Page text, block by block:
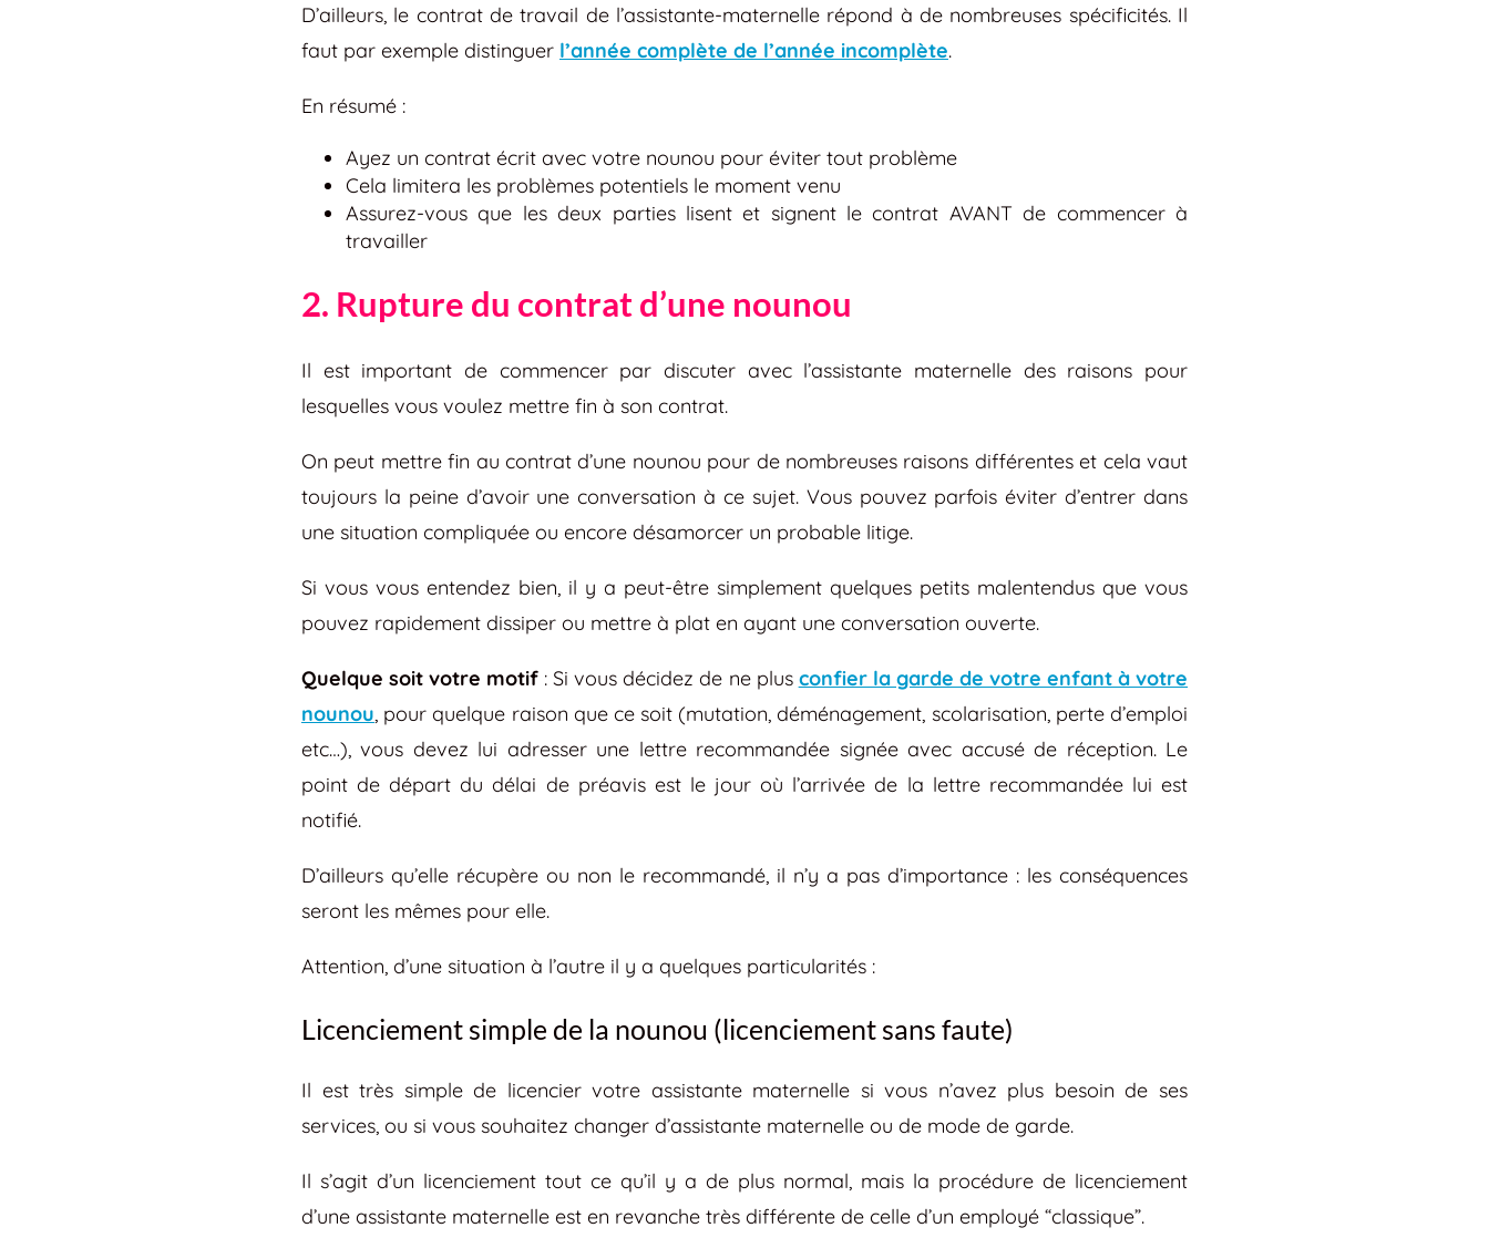
D’ailleurs, le contrat de travail de l’assistante-maternelle répond à de nombreuses spécificités. Il
faut par exemple distinguer l’année complète de l’année incomplète.
En résumé :
Ayez un contrat écrit avec votre nounou pour éviter tout problème
Cela limitera les problèmes potentiels le moment venu
Assurez-vous que les deux parties lisent et signent le contrat AVANT de commencer à
travailler
2. Rupture du contrat d’une nounou
Il est important de commencer par discuter avec l’assistante maternelle des raisons pour
lesquelles vous voulez mettre fin à son contrat.
On peut mettre fin au contrat d’une nounou pour de nombreuses raisons différentes et cela vaut
toujours la peine d’avoir une conversation à ce sujet. Vous pouvez parfois éviter d’entrer dans
une situation compliquée ou encore désamorcer un probable litige.
Si vous vous entendez bien, il y a peut-être simplement quelques petits malentendus que vous
pouvez rapidement dissiper ou mettre à plat en ayant une conversation ouverte.
Quelque soit votre motif : Si vous décidez de ne plus confier la garde de votre enfant à votre
nounou, pour quelque raison que ce soit (mutation, déménagement, scolarisation, perte d’emploi
etc…), vous devez lui adresser une lettre recommandée signée avec accusé de réception. Le
point de départ du délai de préavis est le jour où l’arrivée de la lettre recommandée lui est
notifié.
D’ailleurs qu’elle récupère ou non le recommandé, il n’y a pas d’importance : les conséquences
seront les mêmes pour elle.
Attention, d’une situation à l’autre il y a quelques particularités :
Licenciement simple de la nounou (licenciement sans faute)
Il est très simple de licencier votre assistante maternelle si vous n’avez plus besoin de ses
services, ou si vous souhaitez changer d’assistante maternelle ou de mode de garde.
Il s’agit d’un licenciement tout ce qu’il y a de plus normal, mais la procédure de licenciement
d’une assistante maternelle est en revanche très différente de celle d’un employé “classique”.